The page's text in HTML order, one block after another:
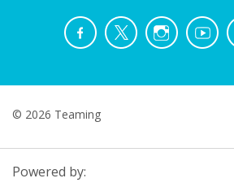
© 2026 Teaming
Powered by: